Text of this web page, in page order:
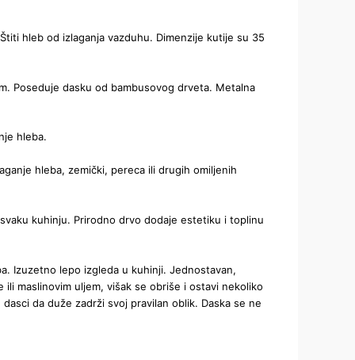
hleb od izlaganja vazduhu. Dimenzije kutije su 35
Poseduje dasku od bambusovog drveta. Metalna
hleba.
hleba, zemički, pereca ili drugih omiljenih
kuhinju. Prirodno drvo dodaje estetiku i toplinu
Izuzetno lepo izgleda u kuhinji. Jednostavan,
maslinovim uljem, višak se obriše i ostavi nekoliko
da duže zadrži svoj pravilan oblik. Daska se ne